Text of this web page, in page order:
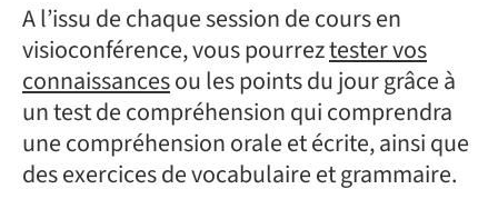
A l’issu de chaque session de cours en
visioconférence, vous pourreztester vos
connaissancesou les points du jour grâce à
un test de compréhension qui comprendra
une compréhension orale et écrite, ainsi que
des exercices de vocabulaire et grammaire.